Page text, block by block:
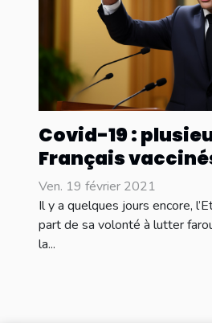
Covid-19 :
Français
PCR se font dans
l’Europe
Ven. 19 février 2021
Il y a quelques jours encore,
part de sa volonté à lutter
la...